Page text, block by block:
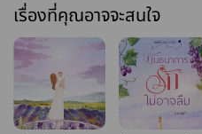
เรื่องที่คุณอาจจะสนใจ